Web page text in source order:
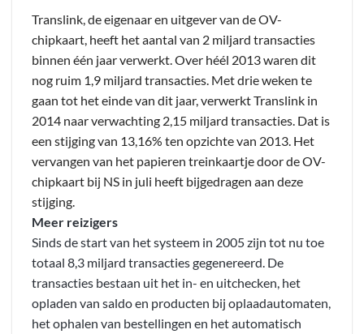
Translink, de eigenaar en uitgever van de OV-
chipkaart, heeft het aantal van 2 miljard transacties
binnen één jaar verwerkt. Over héél 2013 waren dit
nog ruim 1,9 miljard transacties. Met drie weken te
gaan tot het einde van dit jaar, verwerkt Translink in
2014 naar verwachting 2,15 miljard transacties. Dat is
een stijging van 13,16% ten opzichte van 2013. Het
vervangen van het papieren treinkaartje door de OV-
chipkaart bij NS in juli heeft bijgedragen aan deze
stijging.
Meer reizigers
Sinds de start van het systeem in 2005 zijn tot nu toe
totaal 8,3 miljard transacties gegenereerd. De
transacties bestaan uit het in- en uitchecken, het
opladen van saldo en producten bij oplaadautomaten,
het ophalen van bestellingen en het automatisch